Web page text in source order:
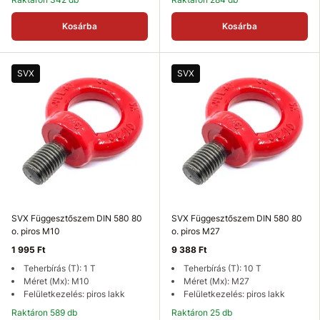
Kosárba Kosárba
SVX
SVX Függesztőszem DIN 580 80
o. piros M10
1 995 Ft
Teherbírás (T): 1 T
Méret (Mx): M10
Felületkezelés: piros lakk
Raktáron 589 db
SVX
SVX Függesztőszem DIN 580 80
o. piros M27
9 388 Ft
Teherbírás (T): 10 T
Méret (Mx): M27
Felületkezelés: piros lakk
Raktáron 25 db